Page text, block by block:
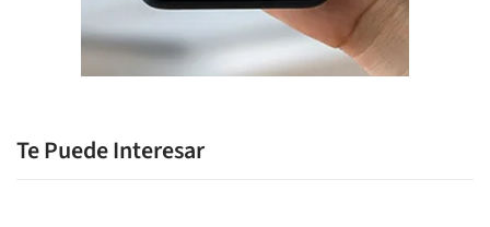
Te Puede Interesar